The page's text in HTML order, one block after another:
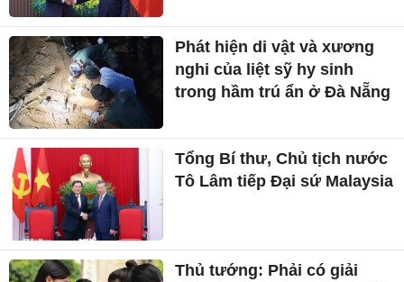
Phát hiện di vật và xương
nghi của liệt sỹ hy sinh
trong hầm trú ẩn ở Đà Nẵng
Tổng Bí thư, Chủ tịch nước
Tô Lâm tiếp Đại sứ Malaysia
Thủ tướng: Phải có giải